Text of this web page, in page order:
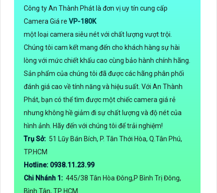
Công ty An Thành Phát là đơn vị uy tín cung cấp
Camera Giá re VP-180K
một loại camera siêu nét với chất lượng vượt trội.
Chúng tôi cam kết mang đến cho khách hàng sự hài
lòng với mức chiết khấu cao cùng bảo hành chính hãng.
Sản phẩm của chúng tôi đã được các hãng phân phối
đánh giá cao về tính năng và hiệu suất. Với An Thành
Phát, bạn có thể tìm được một chiếc camera giá rẻ
nhưng không hề giảm đi sự chất lượng và độ nét của
hình ảnh. Hãy đến với chúng tôi để trải nghiệm!
Trụ Sở: 51 Lũy Bán Bích, P. Tân Thới Hòa, Q.Tân Phú,
TP.HCM
Hotline: 0938.11.23.99
Chi Nhánh 1: 445/38 Tân Hòa Đông,P Bình Trị Đông,
Bình Tân, TP HCM